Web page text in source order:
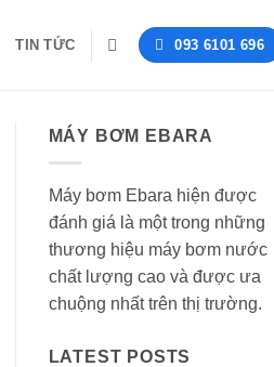
TIN TỨC 093 6101 696
MÁY BƠM EBARA
Máy bơm Ebara hiện được
đánh giá là một trong những
thương hiệu máy bơm nước
chất lượng cao và được ưa
chuộng nhất trên thị trường.
LATEST POSTS